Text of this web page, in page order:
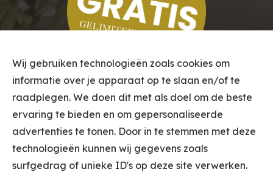
Wij gebruiken technologieën zoals cookies om
informatie over je apparaat op te slaan en/of te
raadplegen. We doen dit met als doel om de beste
ervaring te bieden en om gepersonaliseerde
advertenties te tonen. Door in te stemmen met deze
technologieën kunnen wij gegevens zoals
surfgedrag of unieke ID's op deze site verwerken.